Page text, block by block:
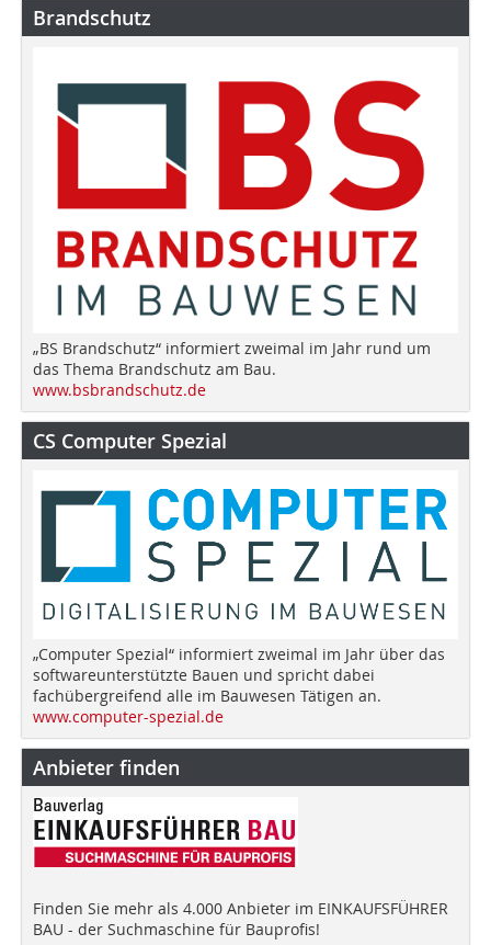
Brandschutz
„BS Brandschutz“ informiert zweimal im Jahr rund um
das Thema Brandschutz am Bau.
www.bsbrandschutz.de
CS Computer Spezial
„Computer Spezial“ informiert zweimal im Jahr über das
softwareunterstützte Bauen und spricht dabei
fachübergreifend alle im Bauwesen Tätigen an.
www.computer-spezial.de
Anbieter finden
Finden Sie mehr als 4.000 Anbieter im EINKAUFSFÜHRER
BAU - der Suchmaschine für Bauprofis!